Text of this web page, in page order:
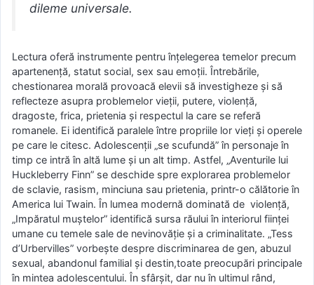
dileme universale.
Lectura oferă instrumente pentru înțelegerea temelor precum
apartenență, statut social, sex sau emoții. Întrebările,
chestionarea morală provoacă elevii să investigheze și să
reflecteze asupra problemelor vieții, putere, violență,
dragoste, frica, prietenia și respectul la care se referă
romanele. Ei identifică paralele între propriile lor vieți și operele
pe care le citesc. Adolescenții „se scufundă” în personaje în
timp ce intră în altă lume și un alt timp. Astfel, „Aventurile lui
Huckleberry Finn” se deschide spre explorarea problemelor
de sclavie, rasism, minciuna sau prietenia, printr-o călătorie în
America lui Twain. În lumea modernă dominată de violență,
„Impăratul muștelor” identifică sursa răului în interiorul ființei
umane cu temele sale de nevinovăție și a criminalitate. „Tess
d’Urbervilles” vorbește despre discriminarea de gen, abuzul
sexual, abandonul familial și destin,toate preocupări principale
în mintea adolescentului. În sfârșit, dar nu în ultimul rând,